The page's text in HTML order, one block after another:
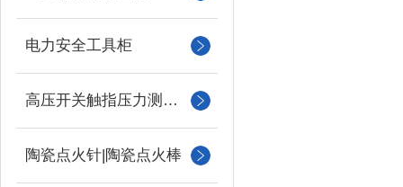
电力安全工具柜
高压开关触指压力测试仪
陶瓷点火针|陶瓷点火棒